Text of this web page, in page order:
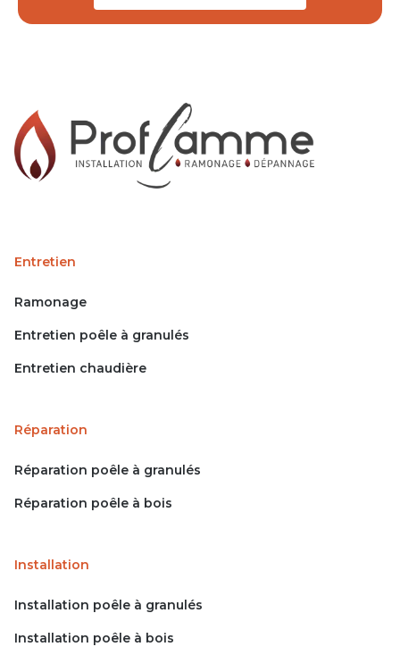
Entretien
Ramonage
Entretien poêle à granulés
Entretien chaudière
Réparation
Réparation poêle à granulés
Réparation poêle à bois
Installation
Installation poêle à granulés
Installation poêle à bois